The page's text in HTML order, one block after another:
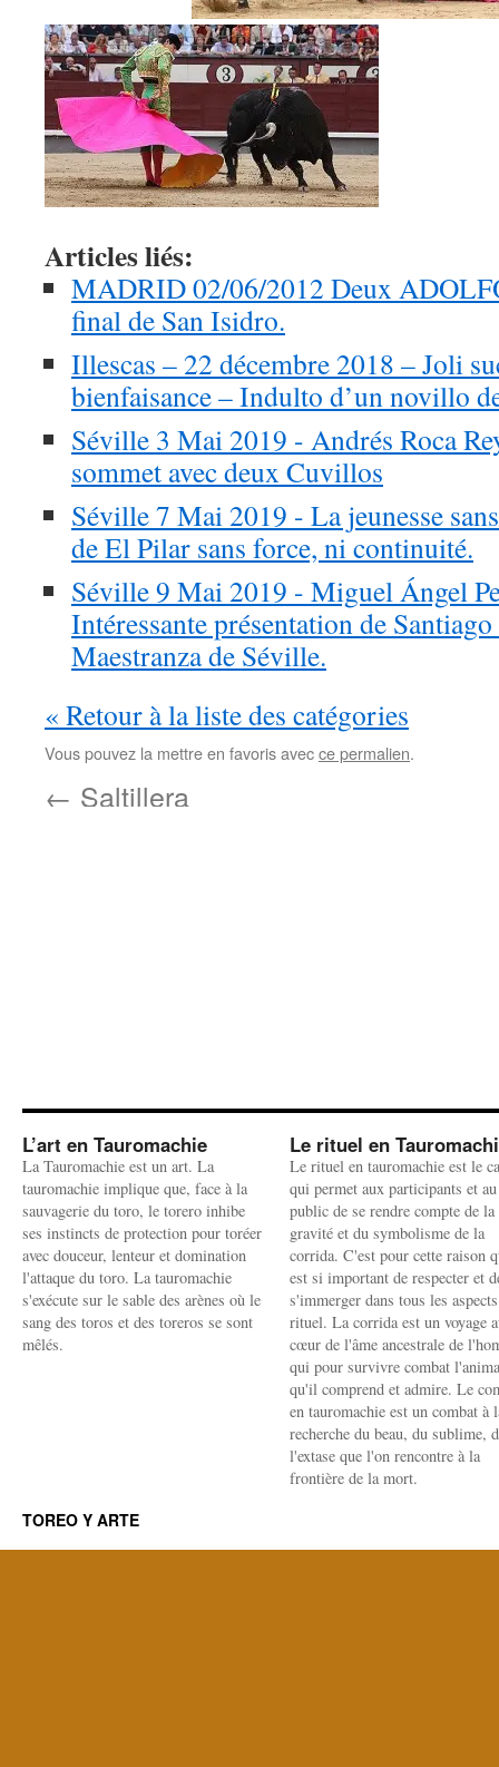
Articles liés:
MADRID 02/06/2012 Deux
final de San Isidro.
Illescas – 22 décembre 2018 – Joli
bienfaisance – Indulto d’un novillo
Séville 3 Mai 2019 - Andrés Roca
sommet avec deux Cuvillos
Séville 7 Mai 2019 - La jeunesse
de El Pilar sans force, ni continuité.
Séville 9 Mai 2019 - Miguel Ángel
Intéressante présentation de
Maestranza de Séville.
« Retour à la liste des catégories
Vous pouvez la mettre en favoris avecce permalien.
← Saltillera
L’art en Tauromachie
La Tauromachie est un art. La
tauromachie implique que, face à la
sauvagerie du toro, le torero inhibe
ses instincts de protection pour toréer
avec douceur, lenteur et domination
l'attaque du toro. La tauromachie
s'exécute sur le sable des arènes où le
sang des toros et des toreros se sont
mêlés.
Le rituel en
Le rituel en tauromachie est le
qui permet aux participants et au
public de se rendre compte de la
gravité et du symbolisme de la
corrida. C'est pour cette raison
est si important de respecter et
s'immerger dans tous les
rituel. La corrida est un voyage
cœur de l'âme ancestrale de
qui pour survivre combat
qu'il comprend et admire. Le
en tauromachie est un combat à
recherche du beau, du sublime,
l'extase que l'on rencontre à la
frontière de la mort.
TOREO Y ARTE